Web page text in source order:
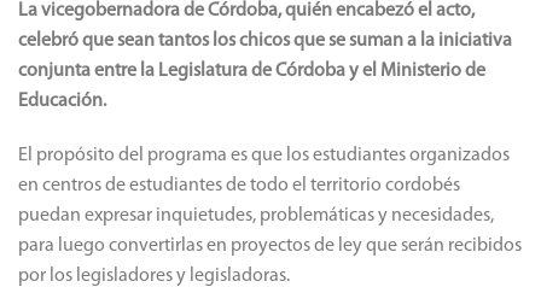
La vicegobernadora de Córdoba, quién encabezó el acto,
celebró que sean tantos los chicos que se suman a la iniciativa
conjunta entre la Legislatura de Córdoba y el Ministerio de
Educación.
El propósito del programa es que los estudiantes organizados
en centros de estudiantes de todo el territorio cordobés
puedan expresar inquietudes, problemáticas y necesidades,
para luego convertirlas en proyectos de ley que serán recibidos
por los legisladores y legisladoras.